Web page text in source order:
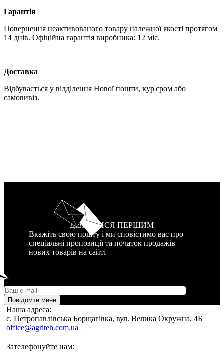
Гарантія
Повернення неактивованого товару належної якості протягом
14 днів. Офіційна гарантія виробника: 12 міс.
Доставка
Відбувається у відділення Нової пошти, кур'єром або
самовивіз.
ДІЗНАТИСЯ ПЕРШИМ
Вкажіть свою пошту і ми сповістимо вас про
спеціальні пропозиції та початок продажів
нових товарів на сайті
Повідомте мене
Наша адреса:
c. Петропавлівська Борщагівка, вул. Велика Окружна, 4Б
office@agriteh.com.ua
Зателефонуйте нам: